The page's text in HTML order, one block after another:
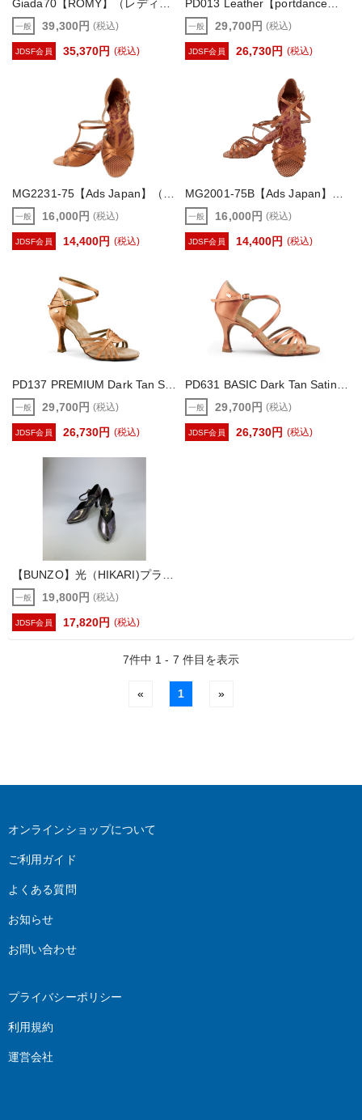
一般 39,300円(税込)
JDSF会員 35,370円 (税込)
一般 29,700円(税込)
JDSF会員 26,730円 (税込)
一般 16,000円(税込)
JDSF会員 14,400円 (税込)
一般 16,000円(税込)
JDSF会員 14,400円 (税込)
一般 29,700円(税込)
JDSF会員 26,730円 (税込)
一般 29,700円(税込)
JDSF会員 26,730円 (税込)
一般 19,800円(税込)
JDSF会員 17,820円 (税込)
7件中 1 - 7 件目を表示
« 1 »
オンラインショップについて
ご利用ガイド
よくある質問
お知らせ
お問い合わせ
プライバシーポリシー
利用規約
運営会社